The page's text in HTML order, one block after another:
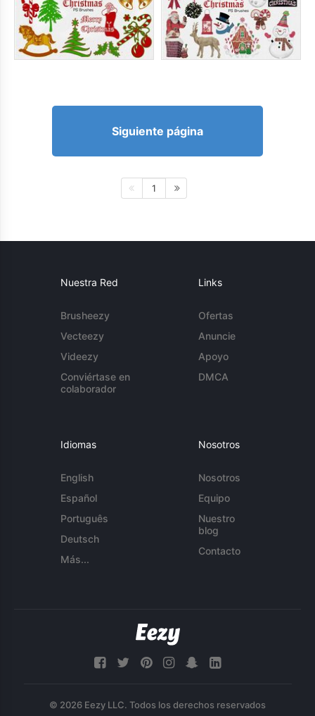
Siguiente página
1
Nuestra Red
Brusheezy
Vecteezy
Videezy
Conviértase en
colaborador
Links
Ofertas
Anuncie
Apoyo
DMCA
Idiomas
English
Español
Português
Deutsch
Más...
Nosotros
Nosotros
Equipo
Nuestro
blog
Contacto
© 2026 Eezy LLC. Todos los derechos reservados